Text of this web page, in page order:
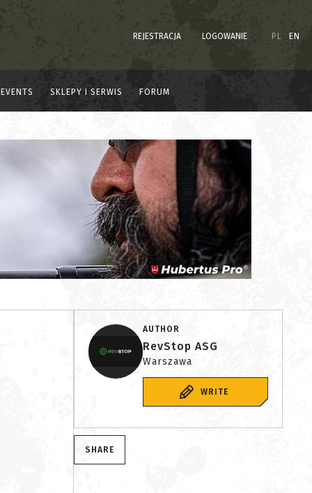
REJESTRACJA LOGOWANIE PL EN
EVENTS SKLEPY I SERWIS FORUM
AUTHOR
RevStop ASG
Warszawa
WRITE
SHARE